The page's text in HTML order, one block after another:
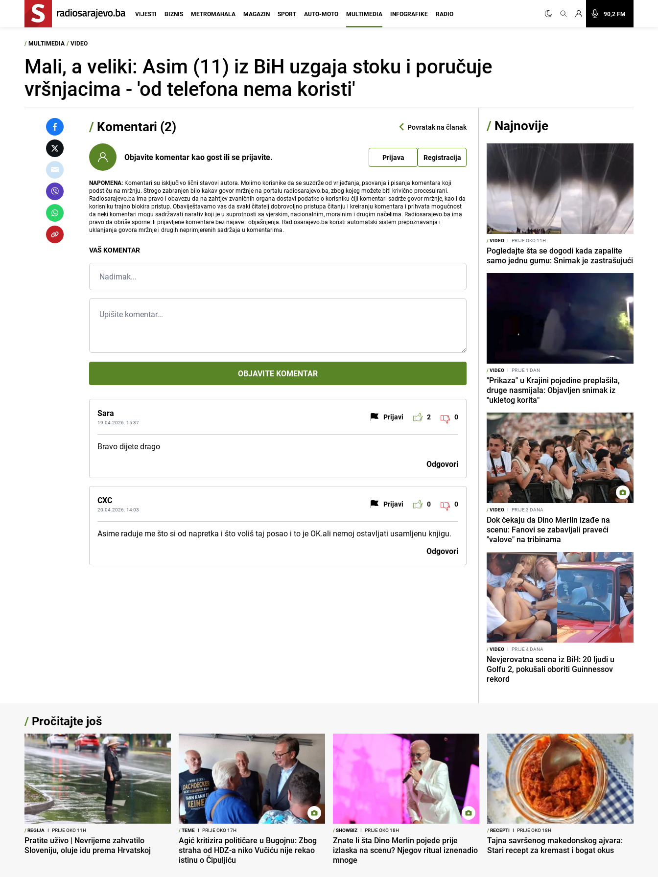
90,2 FM
VIJESTI BIZNIS METROMAHALA MAGAZIN SPORT AUTO-MOTO MULTIMEDIA INFOGRAFIKE RADIO
/ MULTIMEDIA / VIDEO
Mali, a veliki: Asim (11) iz BiH uzgaja stoku i poručuje
vršnjacima - 'od telefona nema koristi'
/ Komentari (2) Povratak na članak
Objavite komentar kao gost ili se prijavite. Prijava Registracija
NAPOMENA: Komentari su isključivo lični stavovi autora. Molimo korisnike da se suzdrže od vrijeđanja, psovanja i pisanja komentara koji
podstiču na mržnju. Strogo zabranjen bilo kakav govor mržnje na portalu radiosarajevo.ba, zbog kojeg možete biti krivično procesuirani.
Radiosarajevo.ba ima pravo i obavezu da na zahtjev zvaničnih organa dostavi podatke o korisniku čiji komentari sadrže govor mržnje, kao i da
korisniku trajno blokira pristup. Obaviještavamo vas da svaki čitatelj dobrovoljno pristupa čitanju i kreiranju komentara i prihvata mogućnost
da neki komentari mogu sadržavati narativ koji je u suprotnosti sa vjerskim, nacionalnim, moralnim i drugim načelima. Radiosarajevo.ba ima
pravo da obriše sporne ili prijavljene komentare bez najave i objašnjenja. Radiosarajevo.ba koristi automatski sistem prepoznavanja i
uklanjanja govora mržnje i drugih neprimjerenih sadržaja u komentarima.
VAŠ KOMENTAR
OBJAVITE KOMENTAR
Sara
19.04.2026. 15:37
Prijavi 2 0
Bravo dijete drago
Odgovori
CXC
20.04.2026. 14:03
Prijavi 0 0
Asime raduje me što si od napretka i što voliš taj posao i to je OK.ali nemoj ostavljati usamljenu knjigu.
Odgovori
/ Najnovije
/VIDEO I PRIJE OKO 11H
Pogledajte šta se dogodi kada zapalite
samo jednu gumu: Snimak je zastrašujući
/VIDEO I PRIJE 1 DAN
"Prikaza" u Krajini pojedine preplašila,
druge nasmijala: Objavljen snimak iz
"ukletog korita"
/VIDEO I PRIJE 3 DANA
Dok čekaju da Dino Merlin izađe na
scenu: Fanovi se zabavljali praveći
"valove" na tribinama
/VIDEO I PRIJE 4 DANA
Nevjerovatna scena iz BiH: 20 ljudi u
Golfu 2, pokušali oboriti Guinnessov
rekord
/ Pročitajte još
/REGIJA I PRIJE OKO 11H
Pratite uživo | Nevrijeme zahvatilo
Sloveniju, oluje idu prema Hrvatskoj
/TEME I PRIJE OKO 17H
Agić kritizira političare u Bugojnu: Zbog
straha od HDZ-a niko Vučiću nije rekao
istinu o Čipuljiću
/SHOWBIZ I PRIJE OKO 18H
Znate li šta Dino Merlin pojede prije
izlaska na scenu? Njegov ritual iznenadio
mnoge
/RECEPTI I PRIJE OKO 18H
Tajna savršenog makedonskog ajvara:
Stari recept za kremast i bogat okus